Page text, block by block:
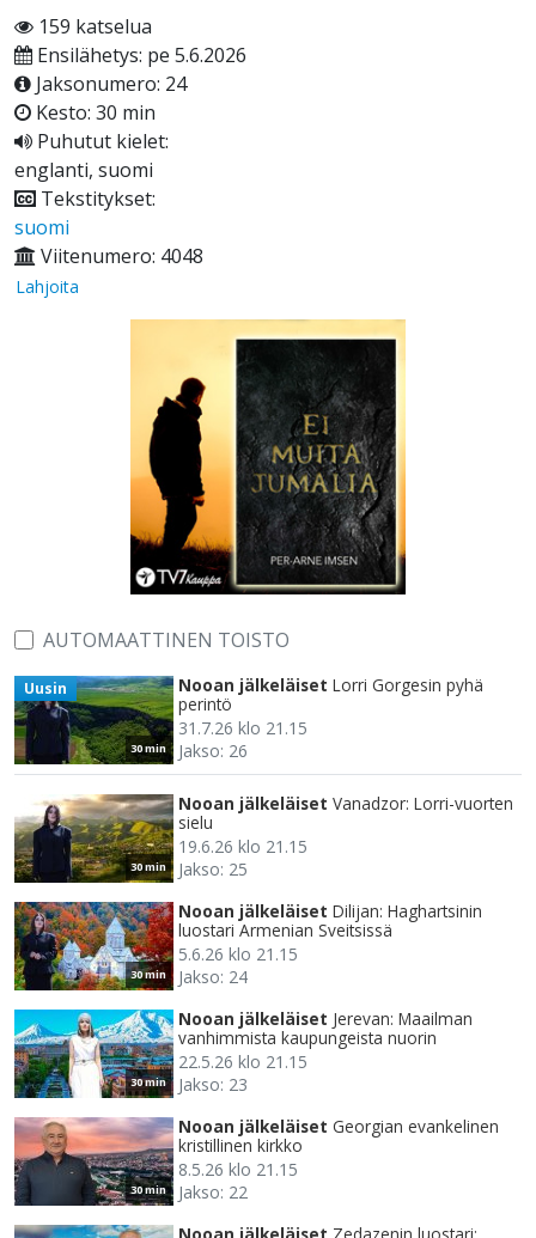
159 katselua
Ensilähetys: pe 5.6.2026
Jaksonumero: 24
Kesto: 30 min
Puhutut kielet:
englanti, suomi
Tekstitykset:
suomi
Viitenumero: 4048
Lahjoita
AUTOMAATTINEN TOISTO
30 min
Uusin Nooan jälkeläiset Lorri Gorgesin pyhä
perintö
31.7.26 klo 21.15
Jakso: 26
30 min
Nooan jälkeläiset Vanadzor: Lorri-vuorten
sielu
19.6.26 klo 21.15
Jakso: 25
30 min
Nooan jälkeläiset Dilijan: Haghartsinin
luostari Armenian Sveitsissä
5.6.26 klo 21.15
Jakso: 24
30 min
Nooan jälkeläiset Jerevan: Maailman
vanhimmista kaupungeista nuorin
22.5.26 klo 21.15
Jakso: 23
30 min
Nooan jälkeläiset Georgian evankelinen
kristillinen kirkko
8.5.26 klo 21.15
Jakso: 22